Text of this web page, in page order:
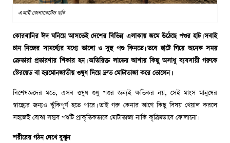
এআই জেনারেটেড ছবি
কোরবানির ঈদ ঘনিয়ে আসতেই দেশের বিভিন্ন এলাকায় জমে উঠেছে পশুর হাট। সবাই
চান নিজের সামর্থ্যের মধ্যে ভালো ও সুস্থ পশু কিনতে। তবে হাটে গিয়ে অনেক সময়
ক্রেতারা প্রতারণার শিকার হন। অতিরিক্ত লাভের আশায় কিছু অসাধু ব্যবসায়ী গরুকে
স্টেরয়েড বা হরমোনজাতীয় ওষুধ দিয়ে দ্রুত মোটাতাজা করে তোলেন।
বিশেষজ্ঞদের মতে, এসব ওষুধ শুধু পশুর জন্যই ক্ষতিকর নয়, সেই মাংস মানুষের
স্বাস্থ্যের জন্যও ঝুঁকিপূর্ণ হতে পারে। তাই গরু কেনার আগে কিছু বিষয় খেয়াল করলে
সহজেই বোঝা সম্ভব পশুটি প্রাকৃতিকভাবে মোটাতাজা নাকি কৃত্রিমভাবে ফোলানো।
শরীরের গঠন দেখে বুঝুন